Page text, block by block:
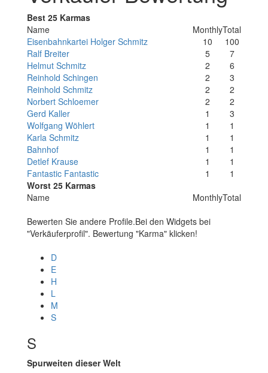
Best 25 Karmas
Name
MonthlyTotal
Eisenbahnkartei Holger Schmitz
10
100
Ralf Breiter
5
7
Helmut Schmitz
2
6
Reinhold Schingen
2
3
Reinhold Schmitz
2
2
Norbert Schloemer
2
2
Gerd Kaller
1
3
Wolfgang Wöhlert
1
1
Karla Schmitz
1
1
Bahnhof
1
1
Detlef Krause
1
1
Fantastic Fantastic
1
1
Worst 25 Karmas
Name
MonthlyTotal
Bewerten Sie andere Profile.Bei den Widgets bei
"Verkäuferprofil". Bewertung "Karma" klicken!
D
E
H
L
M
S
S
Spurweiten dieser Welt